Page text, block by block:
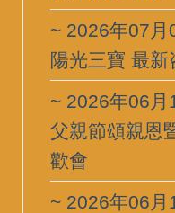
~ 2026年07月
陽光三寶 最新
~ 2026年06月
父親節頌親恩
歡會
~ 2026年06月